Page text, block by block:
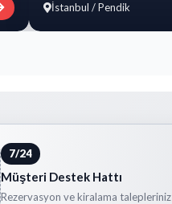
İstanbul / Pendik
7/24
Müşteri Destek Hattı
Rezervasyon ve kiralama talepleriniz